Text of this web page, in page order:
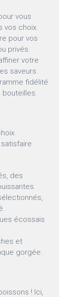
vous
vos choix.
pour vos
privés.
votre
saveurs.
fidélité
des
écossais
et
gorgée.
! Ici,